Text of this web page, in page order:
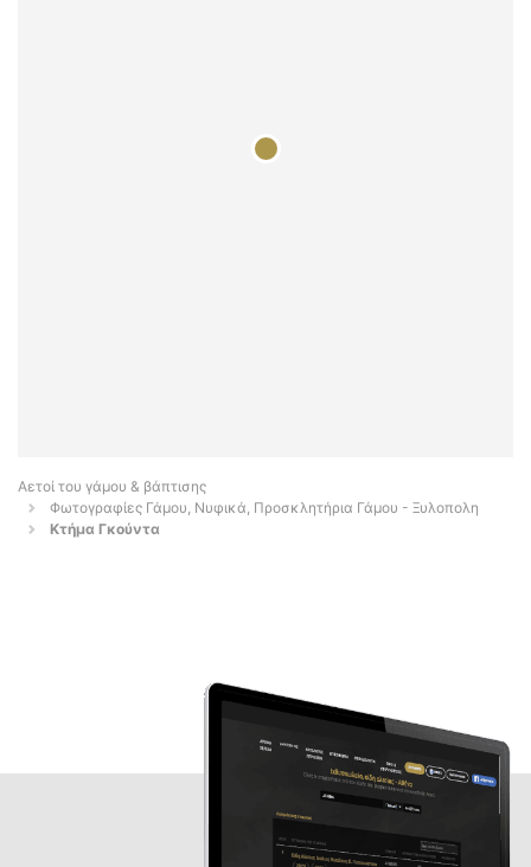
Αετοί του γάμου & βάπτισης
Φωτογραφίες Γάμου, Νυφικά, Προσκλητήρια Γάμου - Ξυλοπολη
Κτήμα Γκούντα